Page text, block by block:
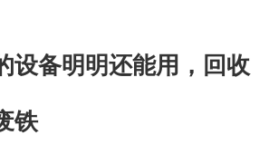
设备明明还能用，回收
铁